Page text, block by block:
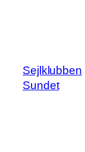
Sejlklubben
Sundet